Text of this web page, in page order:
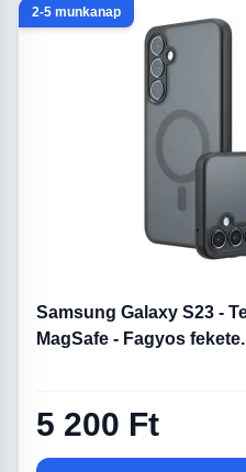
2-5 munkanap
Samsung Galaxy S23 -
MagSafe - Fagyos
5 200 Ft